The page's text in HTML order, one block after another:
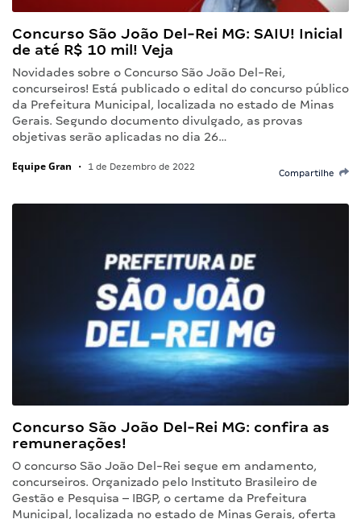
Concurso São João Del-Rei MG: SAIU! Inicial
de até R$ 10 mil! Veja
Novidades sobre o Concurso São João Del-Rei,
concurseiros! Está publicado o edital do concurso público
da Prefeitura Municipal, localizada no estado de Minas
Gerais. Segundo documento divulgado, as provas
objetivas serão aplicadas no dia 26…
Equipe Gran • 1 de Dezembro de 2022
Compartilhe
Concurso São João Del-Rei MG: confira as
remunerações!
O concurso São João Del-Rei segue em andamento,
concurseiros. Organizado pelo Instituto Brasileiro de
Gestão e Pesquisa – IBGP, o certame da Prefeitura
Municipal, localizada no estado de Minas Gerais, oferta